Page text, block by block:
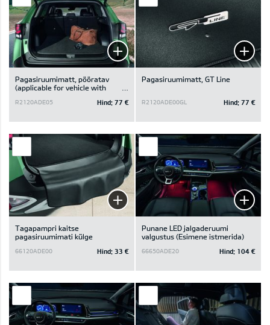
Pagasiruumimatt, pööratav
(applicable for vehicle with
R2120ADE05 Hind: 77 €
Pagasiruumimatt, GT Line
R2120ADE00GL Hind: 77 €
Tagapampri kaitse
pagasiruumimati külge
66120ADE00 Hind: 33 €
Punane LED jalgaderuumi
valgustus (Esimene istmerida)
66650ADE20 Hind: 104 €